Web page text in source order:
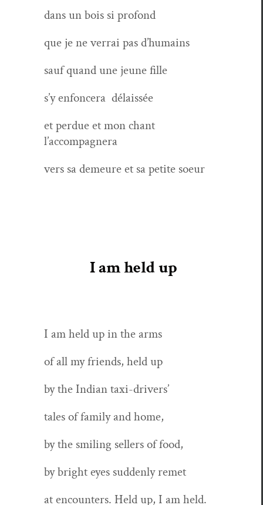
dans un bois si profond
que je ne ver­rai pas d’humains
sauf quand une jeune fille
s’y enfon­cera délaissée
et per­due et mon chant
l’accompagnera
vers sa demeure et sa petite soeur
I am held up
I am held up in the arms
of all my friends, held up
by the Indi­an taxi-drivers’
tales of fam­i­ly and home,
by the smil­ing sell­ers of food,
by bright eyes sud­den­ly remet
at encoun­ters. Held up, I am held.